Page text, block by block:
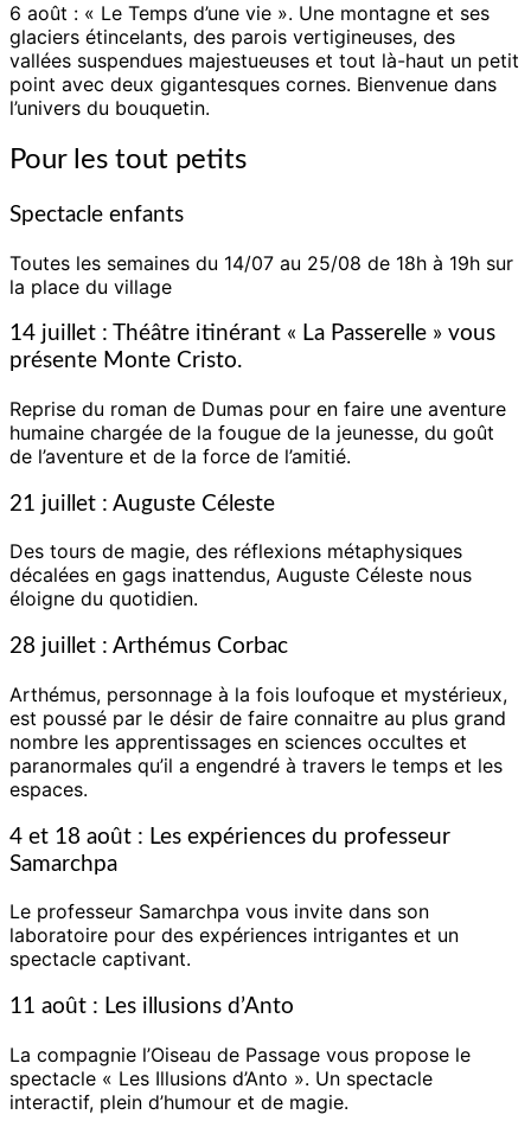
6 août : « Le Temps d’une vie ». Une montagne et ses
glaciers étincelants, des parois vertigineuses, des
vallées suspendues majestueuses et tout là-haut un petit
point avec deux gigantesques cornes. Bienvenue dans
l’univers du bouquetin.
Pour les tout petits
Spectacle enfants
Toutes les semaines du 14/07 au 25/08 de 18h à 19h sur
la place du village
14 juillet : Théâtre itinérant « La Passerelle » vous
présente Monte Cristo.
Reprise du roman de Dumas pour en faire une aventure
humaine chargée de la fougue de la jeunesse, du goût
de l’aventure et de la force de l’amitié.
21 juillet : Auguste Céleste
Des tours de magie, des réflexions métaphysiques
décalées en gags inattendus, Auguste Céleste nous
éloigne du quotidien.
28 juillet : Arthémus Corbac
Arthémus, personnage à la fois loufoque et mystérieux,
est poussé par le désir de faire connaitre au plus grand
nombre les apprentissages en sciences occultes et
paranormales qu’il a engendré à travers le temps et les
espaces.
4 et 18 août : Les expériences du professeur
Samarchpa
Le professeur Samarchpa vous invite dans son
laboratoire pour des expériences intrigantes et un
spectacle captivant.
11 août : Les illusions d’Anto
La compagnie l’Oiseau de Passage vous propose le
spectacle « Les Illusions d’Anto ». Un spectacle
interactif, plein d’humour et de magie.